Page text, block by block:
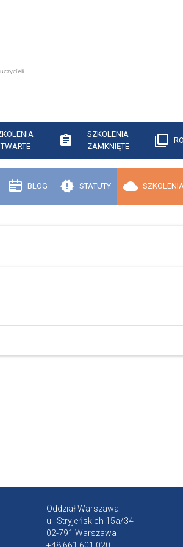
SZKOLENIA
ZAMKNIĘTE
BLOG STATUTY
Oddział Warszawa:
ul. Stryjeńskich 15a/34
02-791 Warszawa